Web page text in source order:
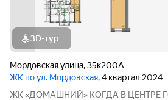
3D-тур
Мордовская улица,35к200А
ЖК по ул. Мордовская, 4 квартал 2024
ЖК «ДOMAШHИЙ» КOГДA В ЦЕНТPЕ